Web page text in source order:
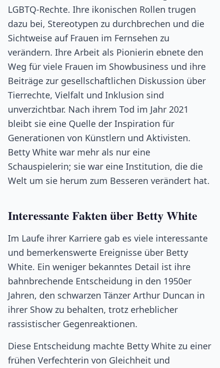
LGBTQ-Rechte. Ihre ikonischen Rollen trugen
dazu bei, Stereotypen zu durchbrechen und die
Sichtweise auf Frauen im Fernsehen zu
verändern. Ihre Arbeit als Pionierin ebnete den
Weg für viele Frauen im Showbusiness und ihre
Beiträge zur gesellschaftlichen Diskussion über
Tierrechte, Vielfalt und Inklusion sind
unverzichtbar. Nach ihrem Tod im Jahr 2021
bleibt sie eine Quelle der Inspiration für
Generationen von Künstlern und Aktivisten.
Betty White war mehr als nur eine
Schauspielerin; sie war eine Institution, die die
Welt um sie herum zum Besseren verändert hat.
Interessante Fakten über Betty White
Im Laufe ihrer Karriere gab es viele interessante
und bemerkenswerte Ereignisse über Betty
White. Ein weniger bekanntes Detail ist ihre
bahnbrechende Entscheidung in den 1950er
Jahren, den schwarzen Tänzer Arthur Duncan in
ihrer Show zu behalten, trotz erheblicher
rassistischer Gegenreaktionen.
Diese Entscheidung machte Betty White zu einer
frühen Verfechterin von Gleichheit und